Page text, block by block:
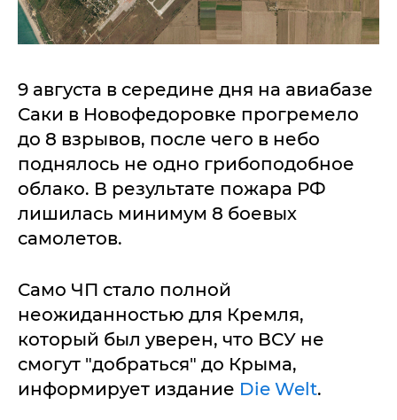
9 августа в середине дня на авиабазе
Саки в Новофедоровке прогремело
до 8 взрывов, после чего в небо
поднялось не одно грибоподобное
облако. В результате пожара РФ
лишилась минимум 8 боевых
самолетов.
Само ЧП стало полной
неожиданностью для Кремля,
который был уверен, что ВСУ не
смогут "добраться" до Крыма,
информирует издание Die Welt.